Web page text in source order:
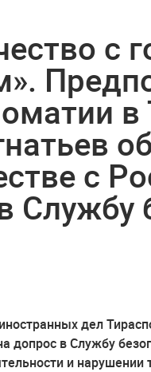
с
в
с
Службу
дел
допрос в Службу
и нарушении